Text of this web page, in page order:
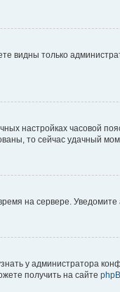
видны только
настройках часовой
то сейчас удачный
на сервере.
у администратора
получить на сайте